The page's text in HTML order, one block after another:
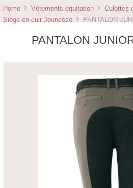
Home Vêtements équitation Culottes
Siège en cuir Jeunesse
PANTALON
PANTALON